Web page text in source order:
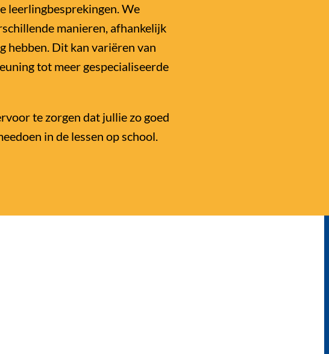
leerlingbesprekingen. We
manieren, afhankelijk
hebben. Dit kan variëren van
tot meer gespecialiseerde
te zorgen dat jullie zo goed
in de lessen op school.